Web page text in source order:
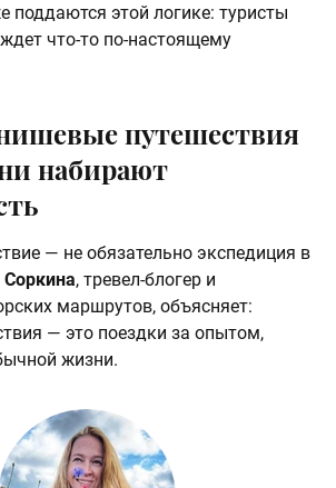
поддаются этой логике: туристы
что-то по-настоящему
путешествия
набирают
— не обязательно экспедиция в
Соркина, тревел-блогер и
маршрутов, объясняет:
— это поездки за опытом,
жизни.